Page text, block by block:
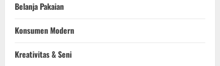
Belanja Pakaian
Konsumen Modern
Kreativitas & Seni